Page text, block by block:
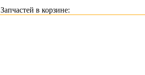
Запчастей в корзине: